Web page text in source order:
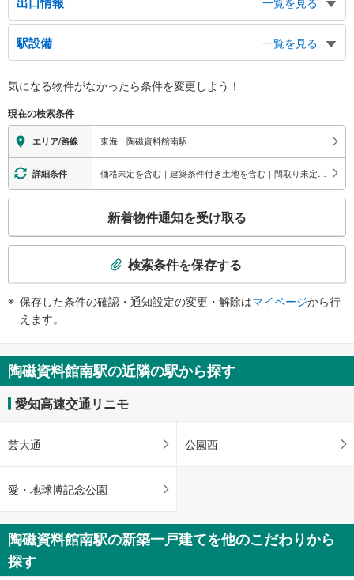
出口
愛知県陶磁美術館、知の拠点あいち、愛知高速交通本社
駅設備
一覧を見る
※段差なしでの移動経路
地上⇔改札⇔ホーム：○
エレベータ
・ホーム⇔改札
・地上出口
トイレ
その他
・点字案内（発券機・運賃表）
気になる物件がなかったら条件を変更しよう！
現在の検索条件
エリア/路線 東海｜陶磁資料館南駅
詳細条件 価格未定を含む｜建築条件付き土地を含む｜間取り未定を含む
検
を
受
け
取
・
件
イ
ペ
ー
新着物件通知を受け取る
検索条件を保存する
保存した条件の確認・通知設定の変更・解除はマイページから行
えます。
陶磁資料館南駅の近隣の駅から探す
愛知高速交通リニモ
芸大通 公園西
愛・地球博記念公園
陶磁資料館南駅の新築一戸建てを他のこだわりから
探す